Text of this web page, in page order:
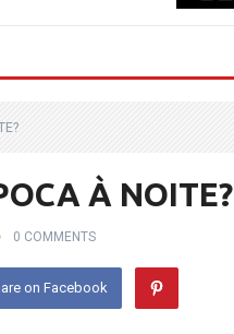
À NOITE?
0 COMMENTS
on Facebook